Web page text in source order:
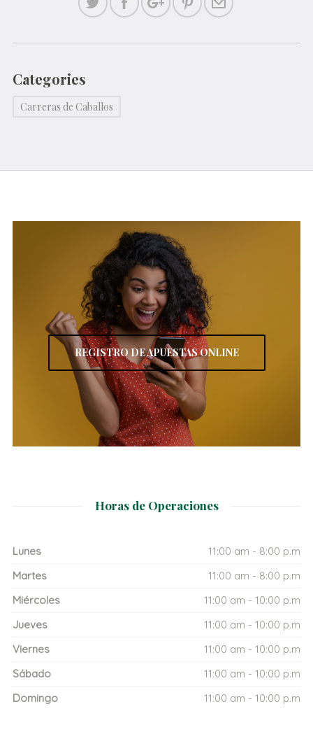
Categories
Carreras de Caballos
REGISTRO DE APUESTAS ONLINE
Horas de Operaciones
Lunes
11:00 am - 8:00 p.m
Martes
11:00 am - 8:00 p.m
Miércoles
11:00 am - 10:00 p.m
Jueves
11:00 am - 10:00 p.m
Viernes
11:00 am - 10:00 p.m
Sábado
11:00 am - 10:00 p.m
Domingo
11:00 am - 10:00 p.m